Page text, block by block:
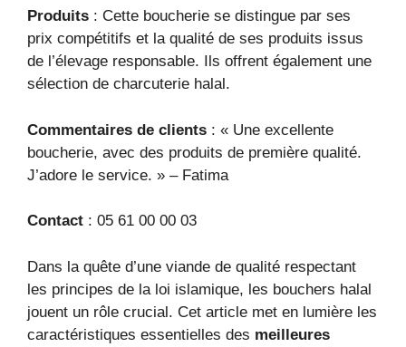
Produits : Cette boucherie se distingue par ses
prix compétitifs et la qualité de ses produits issus
de l’élevage responsable. Ils offrent également une
sélection de charcuterie halal.
Commentaires de clients : « Une excellente
boucherie, avec des produits de première qualité.
J’adore le service. » – Fatima
Contact : 05 61 00 00 03
Dans la quête d’une viande de qualité respectant
les principes de la loi islamique, les bouchers halal
jouent un rôle crucial. Cet article met en lumière les
caractéristiques essentielles des meilleures